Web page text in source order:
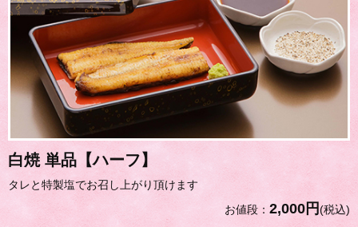
白焼 単品【ハーフ】
タレと特製塩でお召し上がり頂けます
お値段： 2,000円(税込)